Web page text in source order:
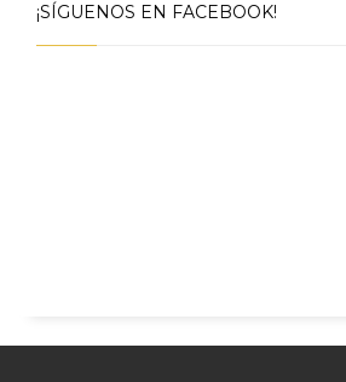
¡SÍGUENOS EN FACEBOOK!